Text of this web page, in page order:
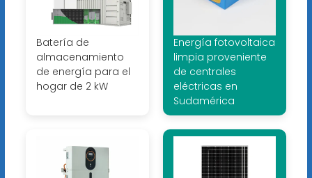
Batería de
almacenamiento
de energía para el
hogar de 2 kW
Energía fotovoltaica
limpia proveniente
de centrales
eléctricas en
Sudamérica